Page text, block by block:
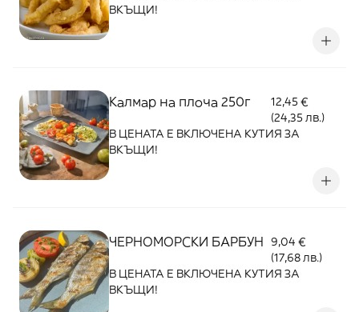
ВКЪЩИ!
Калмар на плоча 250г
12,45 €
(24,35 лв.)
В ЦЕНАТА Е ВКЛЮЧЕНА КУТИЯ ЗА
ВКЪЩИ!
ЧЕРНОМОРСКИ БАРБУН 9,04 €
(17,68 лв.)
В ЦЕНАТА Е ВКЛЮЧЕНА КУТИЯ ЗА
ВКЪЩИ!